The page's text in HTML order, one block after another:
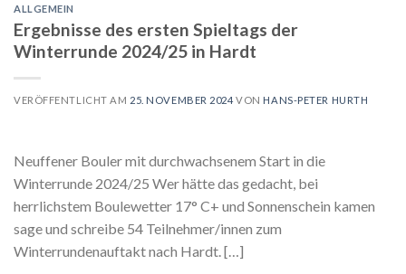
ALLGEMEIN
Ergebnisse des ersten Spieltags der
Winterrunde 2024/25 in Hardt
VERÖFFENTLICHT AM 25. NOVEMBER 2024 VON HANS-PETER HURTH
Neuffener Bouler mit durchwachsenem Start in die
Winterrunde 2024/25 Wer hätte das gedacht, bei
herrlichstem Boulewetter 17° C+ und Sonnenschein kamen
sage und schreibe 54 Teilnehmer/innen zum
Winterrundenauftakt nach Hardt. […]